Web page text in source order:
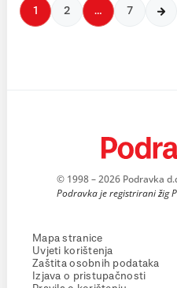
1 2 … 7
© 1998 – 2026 Podravka
Podravka je registrirani žig
Mapa stranice
Uvjeti korištenja
Zaštita osobnih podataka
Izjava o pristupačnosti